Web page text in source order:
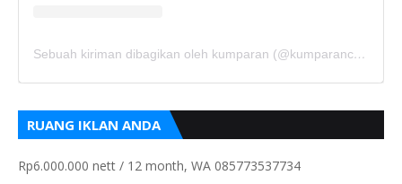
Sebuah kiriman dibagikan oleh kumparan (@kumparancom)
RUANG IKLAN ANDA
Rp6.000.000 nett / 12 month, WA 085773537734